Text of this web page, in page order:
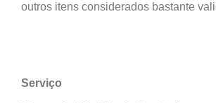
outros itens considerados bastante
Serviço